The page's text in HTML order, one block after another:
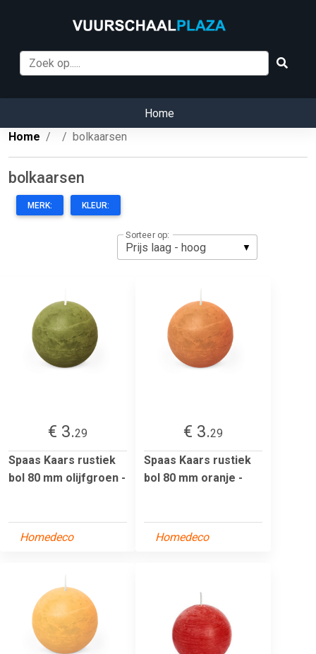
Home
Home
bolkaarsen
bolkaarsen
MERK: KLEUR:
Sorteer op:
€ 3.29
Spaas Kaars rustiek
bol 80 mm olijfgroen -
Homedeco
€ 3.29
Spaas Kaars rustiek
bol 80 mm oranje -
Homedeco